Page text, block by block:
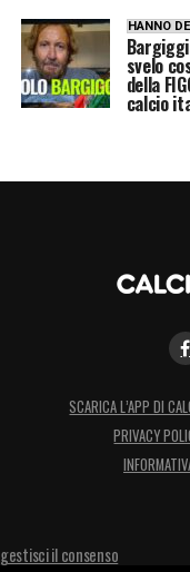
HANNO
svelo
della
calcio
SCARICA L’APP DI
PRIVACY
gestisci il consenso